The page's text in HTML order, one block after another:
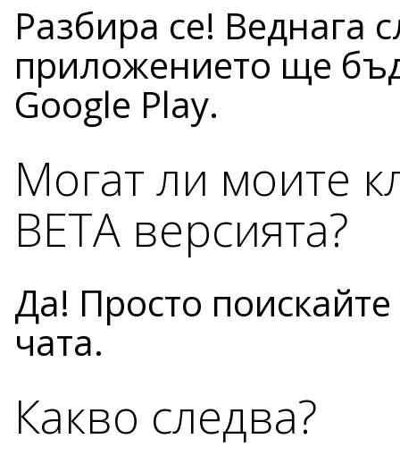
Разбира се! Веднага
приложението ще
Google Play.
Могат ли моите
BETA версията?
Да! Просто
чата.
Какво следва?